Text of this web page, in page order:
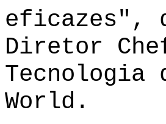
eficazes",
Diretor
Tecnologia
World.